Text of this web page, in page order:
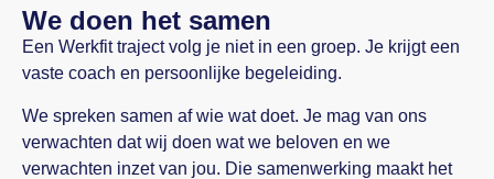
We doen het samen
Een Werkfit traject volg je niet in een groep. Je krijgt een
vaste coach en persoonlijke begeleiding.
We spreken samen af wie wat doet. Je mag van ons
verwachten dat wij doen wat we beloven en we
verwachten inzet van jou. Die samenwerking maakt het